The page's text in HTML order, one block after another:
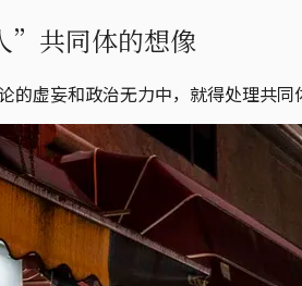
”共同体的想像
虚妄和政治无力中，就得处理共同